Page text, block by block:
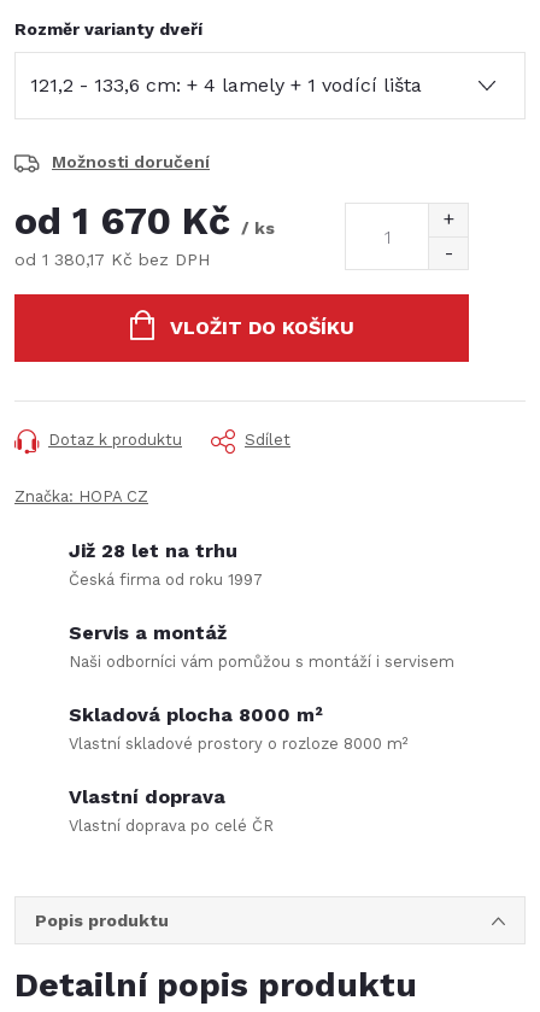
Rozměr varianty dveří
Možnosti doručení
od 1 670 Kč
/ ks
od 1 380,17 Kč bez DPH
VLOŽIT DO KOŠÍKU
Dotaz k produktu Sdílet
Značka: HOPA CZ
Již 28 let na trhu
Česká firma od roku 1997
Servis a montáž
Naši odborníci vám pomůžou s montáží i servisem
Skladová plocha 8000 m²
Vlastní skladové prostory o rozloze 8000 m²
Vlastní doprava
Vlastní doprava po celé ČR
Popis produktu
Detailní popis produktu